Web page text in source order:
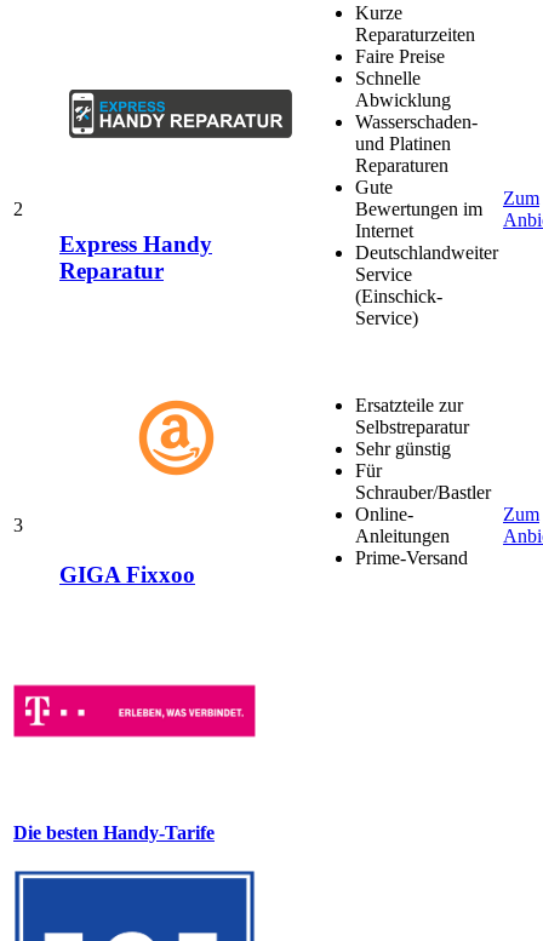
2
Express Handy
Reparatur
Kurze
Reparaturzeiten
Faire Preise
Schnelle
Abwicklung
Wasserschaden-
und Platinen
Reparaturen
Gute
Bewertungen im
Internet
Deutschlandweiter
Service
(Einschick-
Service)
Zum
3
GIGA Fixxoo
Ersatzteile zur
Selbstreparatur
Sehr günstig
Für
Schrauber/Bastler
Online-
Anleitungen
Prime-Versand
Zum
Die besten Handy-Tarife